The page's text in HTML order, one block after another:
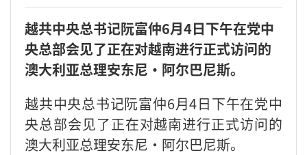
越共中央总书记阮富仲6月4日下午在党中
央总部会见了正在对越南进行正式访问的
澳大利亚总理安东尼·阿尔巴尼斯。
越共中央总书记阮富仲6月4日下午在党中
央总部会见了正在对越南进行正式访问的
澳大利亚总理安东尼·阿尔巴尼斯。